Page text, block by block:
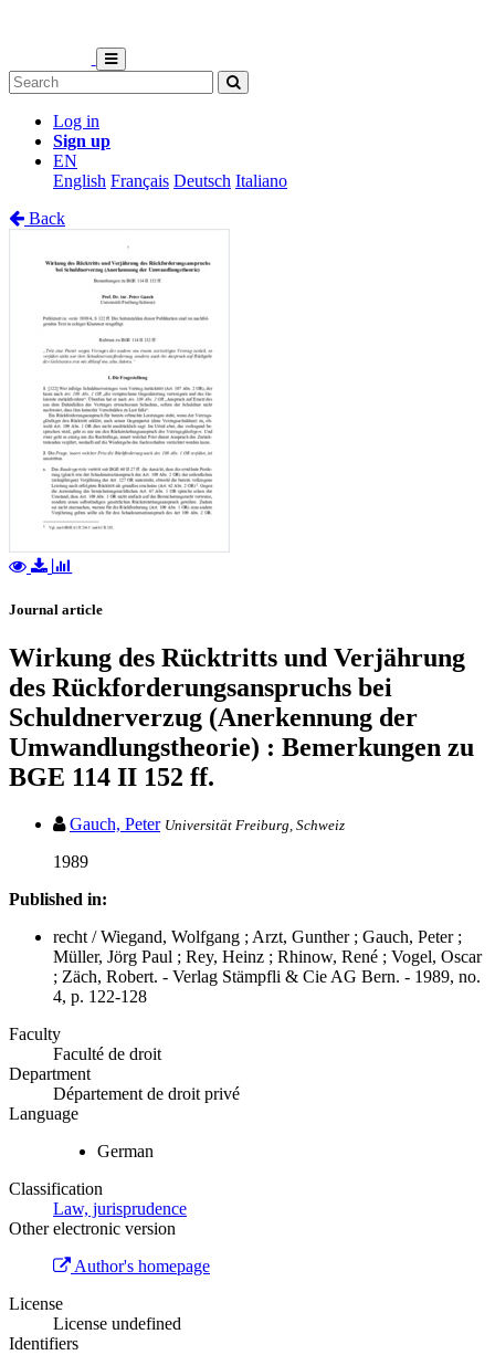
Log in
Sign up
EN
English Français Deutsch Italiano
Back
Journal article
Wirkung des Rücktritts und Verjährung
des Rückforderungsanspruchs bei
Schuldnerverzug (Anerkennung der
Umwandlungstheorie) : Bemerkungen zu
BGE 114 II 152 ff.
Gauch, Peter Universität Freiburg, Schweiz
1989
Published in:
recht / Wiegand, Wolfgang ; Arzt, Gunther ; Gauch, Peter ;
Müller, Jörg Paul ; Rey, Heinz ; Rhinow, René ; Vogel, Oscar
; Zäch, Robert. - Verlag Stämpfli & Cie AG Bern. - 1989, no.
4, p. 122-128
Faculty
Faculté de droit
Department
Département de droit privé
Language
German
Classification
Law, jurisprudence
Other electronic version
Author's homepage
License
License undefined
Identifiers